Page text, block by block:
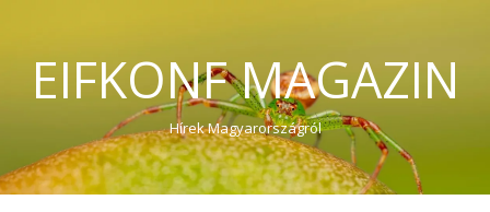
EIFKONF MAGAZIN
Hírek Magyarországról